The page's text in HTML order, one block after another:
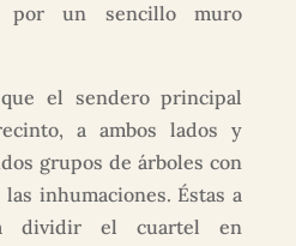
por un sencillo muro
el sendero principal
a ambos lados y
grupos de árboles con
inhumaciones. Éstas a
dividir el cuartel en